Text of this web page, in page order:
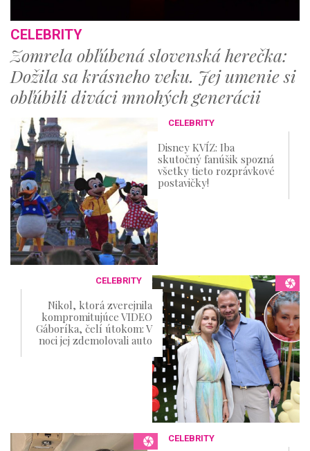
CELEBRITY
Zomrela obľúbená slovenská herečka:
Dožila sa krásneho veku. Jej umenie si
obľúbili diváci mnohých generácii
CELEBRITY
Disney KVÍZ: Iba
skutočný fanúšik spozná
všetky tieto rozprávkové
postavičky!
CELEBRITY
Nikol, ktorá zverejnila
kompromitujúce VIDEO
Gáboríka, čelí útokom: V
noci jej zdemolovali auto
CELEBRITY